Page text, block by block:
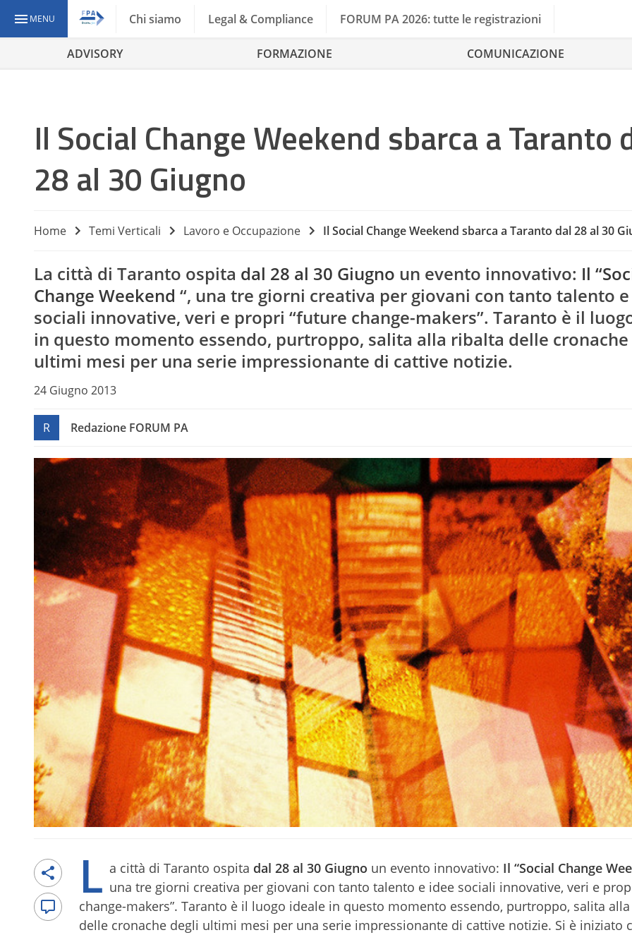
MENU Chi siamo Legal & Compliance FORUM PA 2026: tutte le registrazioni
ADVISORY FORMAZIONE COMUNICAZIONE
Il Social Change Weekend sbarca a Taranto
28 al 30 Giugno
Home Temi Verticali Lavoro e Occupazione Il Social Change Weekend sbarca a Taranto dal 28 al 30
La città di Taranto ospita dal 28 al 30 Giugno un evento innovativo: Il
Change Weekend “, una tre giorni creativa per giovani con tanto talento
sociali innovative, veri e propri “future change-makers”. Taranto è il
in questo momento essendo, purtroppo, salita alla ribalta delle
ultimi mesi per una serie impressionante di cattive notizie.
24 Giugno 2013
R Redazione FORUM PA
L a città di Taranto ospita dal 28 al 30 Giugno un evento innovativo: Il “Social Change
una tre giorni creativa per giovani con tanto talento e idee sociali innovative, veri e
change-makers”. Taranto è il luogo ideale in questo momento essendo, purtroppo, salita
delle cronache degli ultimi mesi per una serie impressionante di cattive notizie. Si è iniziato